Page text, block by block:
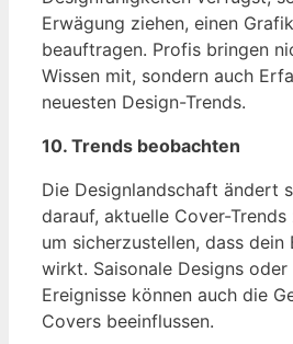
Erwägung ziehen, einen
beauftragen. Profis bringen
Wissen mit, sondern auch
neuesten Design-Trends.
10. Trends beobachten
Die Designlandschaft ändert
darauf, aktuelle Cover-
um sicherzustellen, dass
wirkt. Saisonale Designs oder
Ereignisse können auch die
Covers beeinflussen.